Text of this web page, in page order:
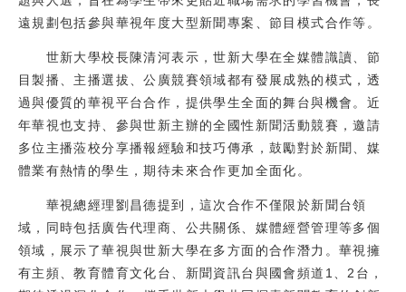
遠規劃包括參與華視年度大型新聞專案、節目模式合作等。
世新大學校長陳清河表示，世新大學在全媒體識讀、節
目製播、主播選拔、公廣競賽領域都有發展成熟的模式，透
過與優質的華視平台合作，提供學生全面的舞台與機會。近
年華視也支持、參與世新主辦的全國性新聞活動競賽，邀請
多位主播蒞校分享播報經驗和技巧傳承，鼓勵對於新聞、媒
體業有熱情的學生，期待未來合作更加全面化。
華視總經理劉昌德提到，這次合作不僅限於新聞台領
域，同時包括廣告代理商、公共關係、媒體經營管理等多個
領域，展示了華視與世新大學在多方面的合作潛力。華視擁
有主頻、教育體育文化台、新聞資訊台與國會頻道1、2台，